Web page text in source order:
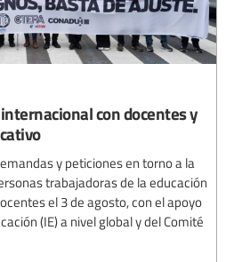
con docentes y
y peticiones en torno a la
trabajadoras de la educación
el 3 de agosto, con el apoyo
(IE) a nivel global y del Comité